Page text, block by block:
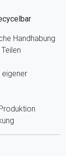
Handhabung